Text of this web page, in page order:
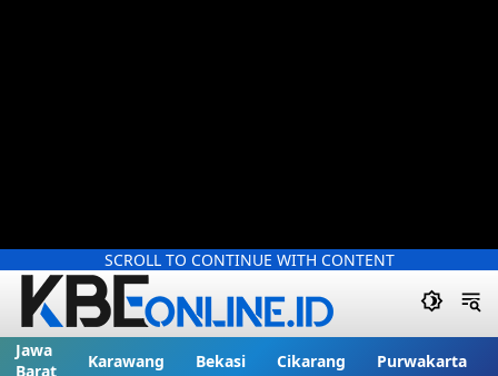
SCROLL TO CONTINUE WITH CONTENT
Jawa
Barat
Karawang Bekasi Cikarang Purwakarta